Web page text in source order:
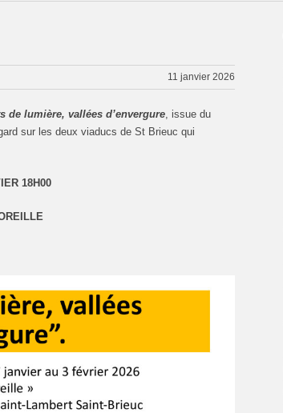
11 janvier 2026
de lumière, vallées d’envergure, issue du
sur les deux viaducs de St Brieuc qui
18H00